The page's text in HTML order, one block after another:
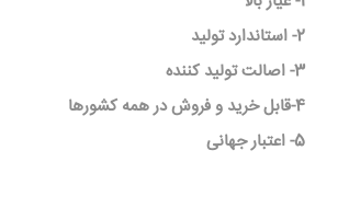
2- استاندارد تولید
3- اصالت تولید کننده
4-قابل خرید و فروش در همه کشورها
5- اعتبار جهانی